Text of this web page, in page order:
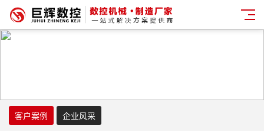
客户案例 企业风采